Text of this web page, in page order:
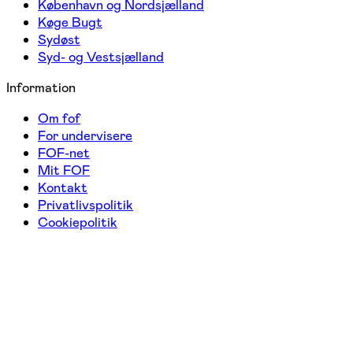
København og Nordsjælland
Køge Bugt
Sydøst
Syd- og Vestsjælland
Information
Om fof
For undervisere
FOF-net
Mit FOF
Kontakt
Privatlivspolitik
Cookiepolitik